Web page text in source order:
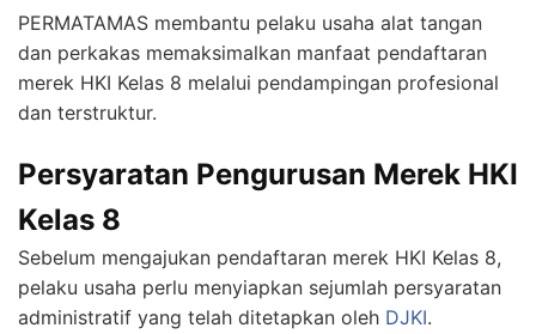
PERMATAMAS membantu pelaku usaha alat tangan
dan perkakas memaksimalkan manfaat pendaftaran
merek HKI Kelas 8 melalui pendampingan profesional
dan terstruktur.
Persyaratan Pengurusan Merek HKI
Kelas 8
Sebelum mengajukan pendaftaran merek HKI Kelas 8,
pelaku usaha perlu menyiapkan sejumlah persyaratan
administratif yang telah ditetapkan oleh DJKI.